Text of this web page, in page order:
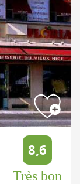
8,6
Très bon